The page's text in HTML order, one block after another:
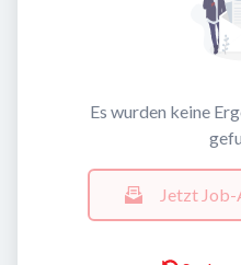
Es wurden keine
Jetzt